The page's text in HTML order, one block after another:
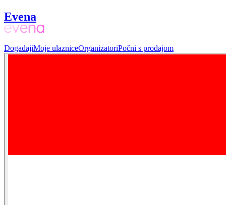
Evena
DogađajiMoje ulazniceOrganizatoriPočni s prodajom